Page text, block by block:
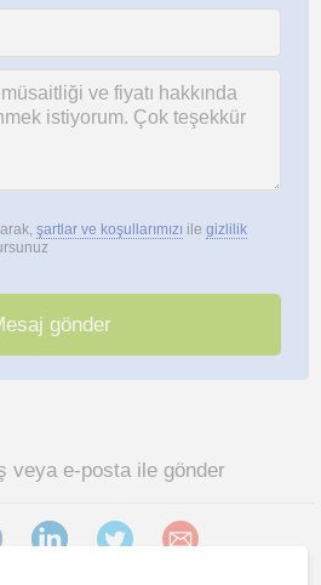
şartlar ve koşullarımızı ile gizlilik
veya e-posta ile gönder